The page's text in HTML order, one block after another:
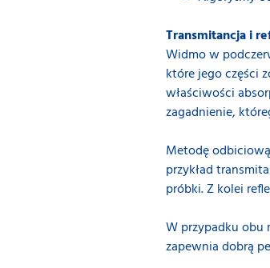
Transmitancja i
Widmo w
które jego części
właściwości
zagadnienie,
Metodę
przykład
próbki. Z kolei
W przypadku obu
zapewnia dobrą